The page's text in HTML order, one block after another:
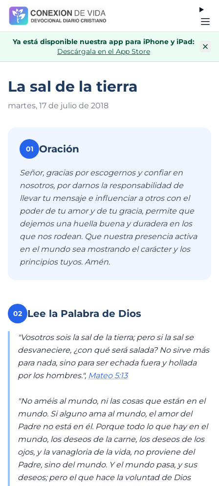
Ya está disponible nuestra app para iPhone y iPad:
Descárgala en el App Store
La sal de la tierra
martes, 17 de julio de 2018
01 Oración
Señor, gracias por escogernos y confiar en
nosotros, por darnos la responsabilidad de
llevar tu mensaje e influenciar a otros con el
poder de tu amor y de tu gracia, permite que
dejemos una huella buena y duradera en los
que nos rodean. Que nuestra presencia activa
en el mundo sea mostrando el carácter y los
principios tuyos. Amén.
02 Lee la Palabra de Dios
"Vosotros sois la sal de la tierra; pero si la sal se
desvaneciere, ¿con qué será salada? No sirve más
para nada, sino para ser echada fuera y hollada
por los hombres.", Mateo 5:13
"No améis al mundo, ni las cosas que están en el
mundo. Si alguno ama al mundo, el amor del
Padre no está en él. Porque todo lo que hay en el
mundo, los deseos de la carne, los deseos de los
ojos, y la vanagloria de la vida, no proviene del
Padre, sino del mundo. Y el mundo pasa, y sus
deseos; pero el que hace la voluntad de Dios